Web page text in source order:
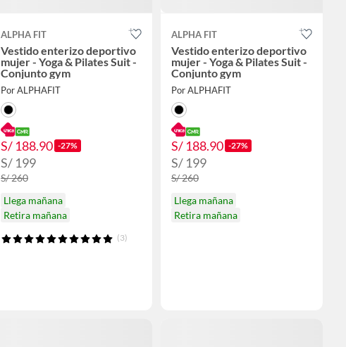
ALPHA FIT
Vestido enterizo deportivo
mujer - Yoga & Pilates Suit -
Conjunto gym
Por ALPHAFIT
S/ 188.90 -27%
S/ 199
S/ 260
Llega mañana
Retira mañana
(3)
ALPHA FIT
Vestido enterizo deportivo
mujer - Yoga & Pilates Suit -
Conjunto gym
Por ALPHAFIT
S/ 188.90 -27%
S/ 199
S/ 260
Llega mañana
Retira mañana